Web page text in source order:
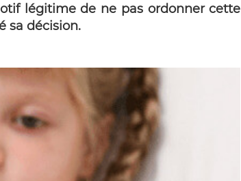
légitime de ne pas ordonner cette
sa décision.